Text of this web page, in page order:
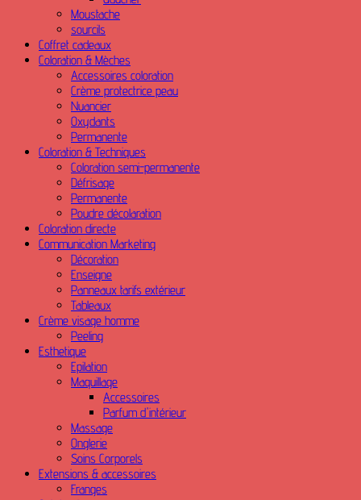
Moustache
sourcils
Coffret cadeaux
Coloration & Mèches
Accessoires coloration
Crème protectrice peau
Nuancier
Oxydants
Permanente
Coloration & Techniques
Coloration semi-permanente
Défrisage
Permanente
Poudre décolaration
Coloration directe
Communication Marketing
Décoration
Enseigne
Panneaux tarifs extérieur
Tableaux
Crème visage homme
Peeling
Esthetique
Epilation
Maquillage
Accessoires
Parfum d'intérieur
Massage
Onglerie
Soins Corporels
Extensions & accessoires
Franges